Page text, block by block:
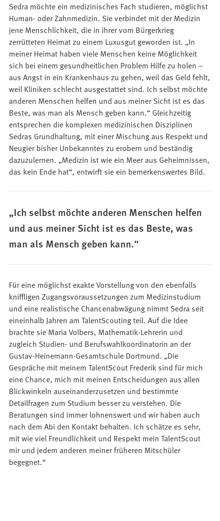
Sedra möchte ein medizinisches Fach studieren, möglichst
Human- oder Zahnmedizin. Sie verbindet mit der Medizin
jene Menschlichkeit, die in ihrer vom Bürgerkrieg
zerrütteten Heimat zu einem Luxusgut geworden ist. „In
meiner Heimat haben viele Menschen keine Möglichkeit
sich bei einem gesundheitlichen Problem Hilfe zu holen –
aus Angst in ein Krankenhaus zu gehen, weil das Geld fehlt,
weil Kliniken schlecht ausgestattet sind. Ich selbst möchte
anderen Menschen helfen und aus meiner Sicht ist es das
Beste, was man als Mensch geben kann.“ Gleichzeitig
entsprechen die komplexen medizinischen Disziplinen
Sedras Grundhaltung, mit einer Mischung aus Respekt und
Neugier bisher Unbekanntes zu erobern und beständig
dazuzulernen. „Medizin ist wie ein Meer aus Geheimnissen,
das kein Ende hat“, entwirft sie ein bemerkenswertes Bild.
„Ich selbst möchte anderen Menschen helfen
und aus meiner Sicht ist es das Beste, was
man als Mensch geben kann.“
Für eine möglichst exakte Vorstellung von den ebenfalls
kniffligen Zugangsvoraussetzungen zum Medizinstudium
und eine realistische Chancenabwägung nimmt Sedra seit
eineinhalb Jahren am TalentScouting teil. Auf die Idee
brachte sie Maria Volbers, Mathematik-Lehrerin und
zugleich Studien- und Berufswahlkoordinatorin an der
Gustav-Heinemann-Gesamtschule Dortmund. „Die
Gespräche mit meinem TalentScout Frederik sind für mich
eine Chance, mich mit meinen Entscheidungen aus allen
Blickwinkeln auseinanderzusetzen und bestimmte
Detailfragen zum Studium besser zu verstehen. Die
Beratungen sind immer lohnenswert und wir haben auch
nach dem Abi den Kontakt behalten. Ich schätze es sehr,
mit wie viel Freundlichkeit und Respekt mein TalentScout
mir und jedem anderen meiner früheren Mitschüler
begegnet.“